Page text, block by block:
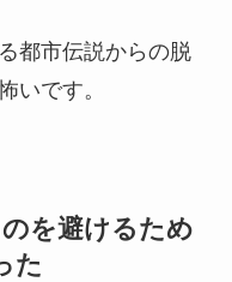
都市伝説からの脱
いです。
を避けるため
た